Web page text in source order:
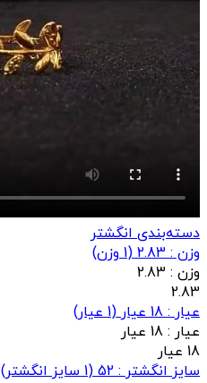
دسته‌بندی انگشتر
وزن : 2.83
(
1 وزن)
وزن : 2.83
2.83
عيار : 18 عیار
(
1 عيار)
عيار : 18 عیار
18 عیار
سایز انگشتر : 52
(
1 سایز انگشتر)